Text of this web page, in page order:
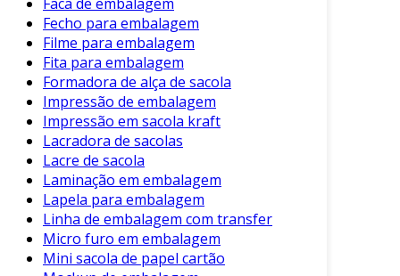
Fecho para embalagem
Filme para embalagem
Fita para embalagem
Formadora de alça de sacola
Impressão de embalagem
Impressão em sacola kraft
Lacradora de sacolas
Lacre de sacola
Laminação em embalagem
Lapela para embalagem
Linha de embalagem com transfer
Micro furo em embalagem
Mini sacola de papel cartão